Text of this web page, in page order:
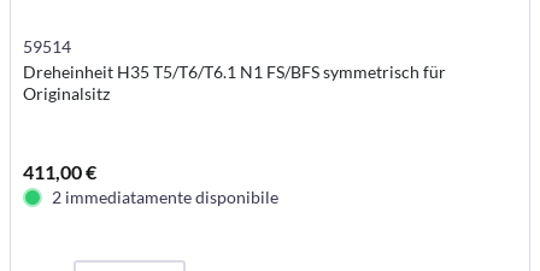
59514
Dreheinheit H35 T5/T6/T6.1 N1 FS/BFS symmetrisch für
Originalsitz
411,00 €
2 immediatamente disponibile